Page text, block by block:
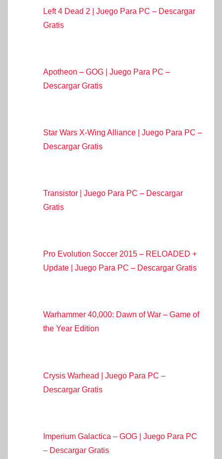
Left 4 Dead 2 | Juego Para PC – Descargar
Gratis
Apotheon – GOG | Juego Para PC –
Descargar Gratis
Star Wars X-Wing Alliance | Juego Para PC –
Descargar Gratis
Transistor | Juego Para PC – Descargar
Gratis
Pro Evolution Soccer 2015 – RELOADED +
Update | Juego Para PC – Descargar Gratis
Warhammer 40,000: Dawn of War – Game of
the Year Edition
Crysis Warhead | Juego Para PC –
Descargar Gratis
Imperium Galactica – GOG | Juego Para PC
– Descargar Gratis